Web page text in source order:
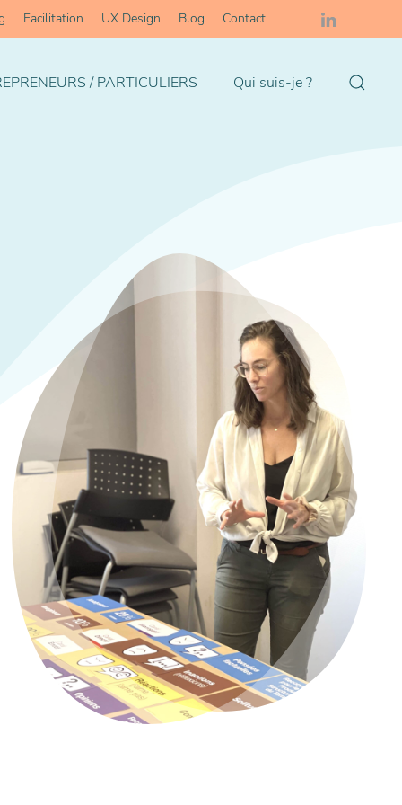
Facilitation UX Design Blog Contact
/ PARTICULIERS Qui suis-je ?